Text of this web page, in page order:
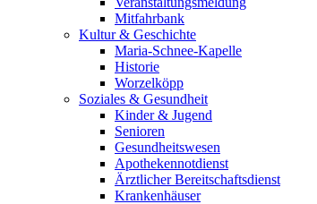
Mitfahrbank
Kultur & Geschichte
Maria-Schnee-Kapelle
Historie
Worzelköpp
Soziales & Gesundheit
Kinder & Jugend
Senioren
Gesundheitswesen
Apothekennotdienst
Ärztlicher Bereitschaftsdienst
Krankenhäuser